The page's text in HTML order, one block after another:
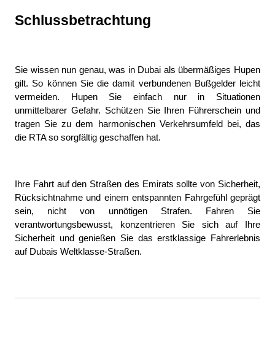
Schlussbetrachtung
Sie wissen nun genau, was in Dubai als übermäßiges Hupen
gilt. So können Sie die damit verbundenen Bußgelder leicht
vermeiden. Hupen Sie einfach nur in Situationen
unmittelbarer Gefahr. Schützen Sie Ihren Führerschein und
tragen Sie zu dem harmonischen Verkehrsumfeld bei, das
die RTA so sorgfältig geschaffen hat.
Ihre Fahrt auf den Straßen des Emirats sollte von Sicherheit,
Rücksichtnahme und einem entspannten Fahrgefühl geprägt
sein, nicht von unnötigen Strafen. Fahren Sie
verantwortungsbewusst, konzentrieren Sie sich auf Ihre
Sicherheit und genießen Sie das erstklassige Fahrerlebnis
auf Dubais Weltklasse-Straßen.